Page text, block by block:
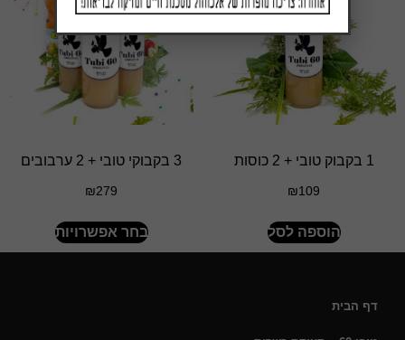
1 בקבוק טובי + 2 כוסות
₪109
הוספה לסל
3 בקבוקי טובי + 2 ערבובים
₪279
בחר אפשרויות
דף הבית